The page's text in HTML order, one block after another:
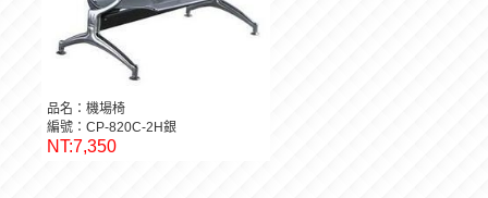
品名：機場椅
編號：CP-820C-2H銀
NT:7,350